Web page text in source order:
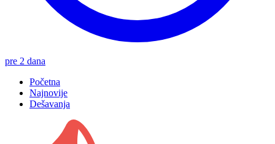
pre 2 dana
Početna
Najnovije
Dešavanja